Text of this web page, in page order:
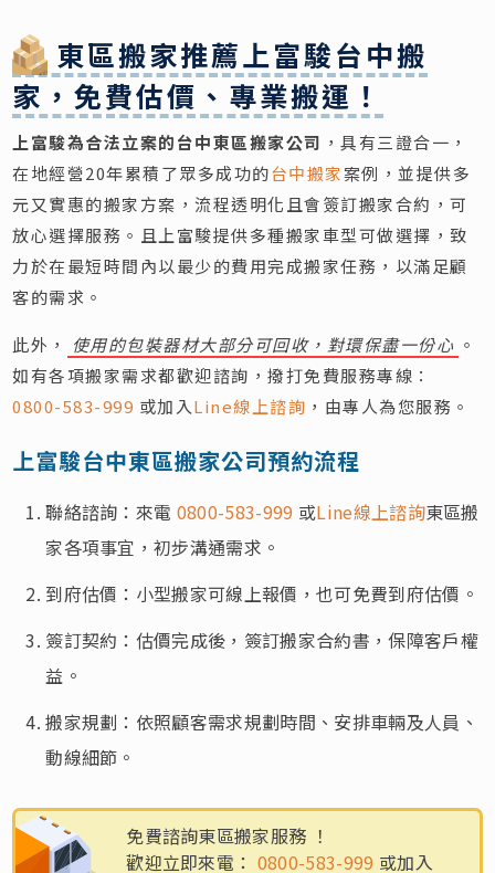
東區搬家推薦上富駿台中搬
家，免費估價、專業搬運！
上富駿為合法立案的台中東區搬家公司 ，具有三證合一，
在地經營20年累積了眾多成功的台中搬家案例，並提供多
元又實惠的搬家方案，流程透明化且會簽訂搬家合約，可
放心選擇服務。且上富駿提供多種搬家車型可做選擇，致
力於在最短時間內以最少的費用完成搬家任務，以滿足顧
客的需求。
此外， 使用的包裝器材大部分可回收，對環保盡一份心 。
如有各項搬家需求都歡迎諮詢，撥打免費服務專線：
0800-583-999 或加入Line線上諮詢 ，由專人為您服務。
上富駿台中東區搬家公司預約流程
聯絡諮詢：來電 0800-583-999 或Line線上諮詢東區搬
家各項事宜，初步溝通需求。
到府估價：小型搬家可線上報價，也可免費到府估價。
簽訂契約：估價完成後，簽訂搬家合約書，保障客戶權
益。
搬家規劃：依照顧客需求規劃時間、安排車輛及人員、
動線細節。
免費諮詢東區搬家服務 ！
歡迎立即來電： 0800-583-999 或加入